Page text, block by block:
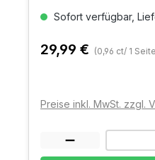
Sofort verfügbar,
29,99 € (0,96 ct/ 1
Preise inkl. MwSt. zzgl.